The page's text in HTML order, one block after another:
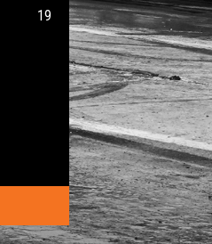
19